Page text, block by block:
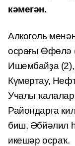
кәмегән.
Алкоголь
осрағы Өфөлә
Ишембайҙа (2),
Күмертау,
Учалы
Райондарға
биш, Әбйәлил
икешәр осраҡ.